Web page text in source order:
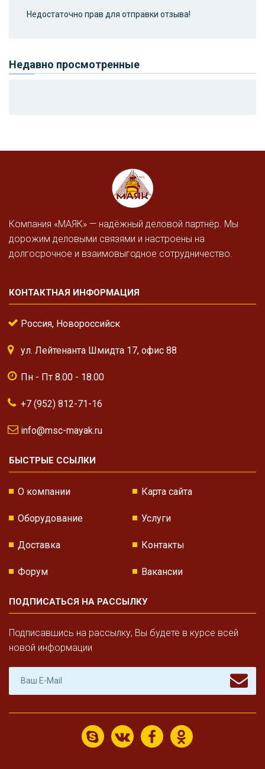
Недостаточно прав для отправки отзыва!
Недавно просмотренные
Компания «МАЯК» — надёжный деловой партнёр. Мы
дорожим деловыми связями и настроены на
долгосрочное и взаимовыгодное сотрудничество.
КОНТАКТНАЯ ИНФОРМАЦИЯ
Россия, Новороссийск
ул. Лейтенанта Шмидта 17, офис 88
Пн - Пт 8.00 - 18.00
+7 (952) 812-71-16
info@msc-mayak.ru
БЫСТРЫЕ ССЫЛКИ
О компании Карта сайта
Оборудование Услуги
Доставка Контакты
Форум Вакансии
ПОДПИСАТЬСЯ НА РАССЫЛКУ
Подписавшись на рассылку, Вы будете в курсе всей
новой информации